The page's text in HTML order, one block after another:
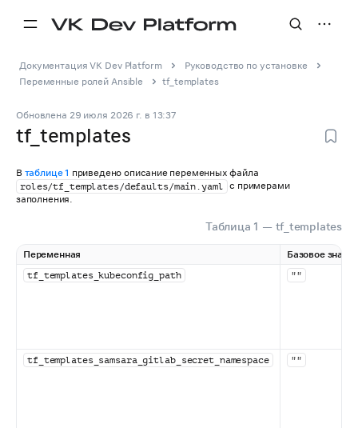
Документация VK Dev Platform
Руководство по установке
Переменные ролей Ansible
tf_templates
Обновлена 29 июля 2026 г. в 13:37
tf_templates
В таблице 1 приведено описание переменных файла
roles/tf_templates/defaults/main.yaml с примерами
заполнения.
Таблица 1 — tf_templates
Переменная
Базовое
tf_templates_kubeconfig_path
""
tf_templates_samsara_gitlab_secret_namespace ""